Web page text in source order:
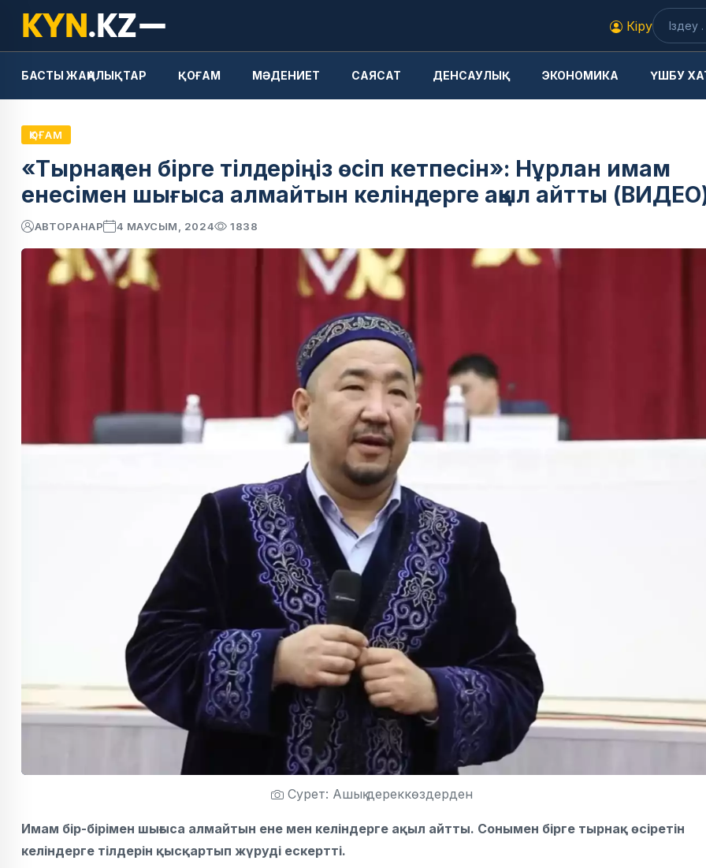
Кіру
БАСТЫ ЖАҢАЛЫҚТАР ҚОҒАМ МӘДЕНИЕТ САЯСАТ ДЕНСАУЛЫҚ ЭКОНОМИКА ҮШБУ
ҚОҒАМ
«Тырнақпен бірге тілдеріңіз өсіп кетпесін»: Нұрлан имам
енесімен шығыса алмайтын келіндерге ақыл айтты
АВТОРАНАР 4 МАУСЫМ, 2024 1838
Сурет: Ашық дереккөздерден
Имам бір-бірімен шығыса алмайтын ене мен келіндерге ақыл айтты. Сонымен бірге тырнақ өсіретін
келіндерге тілдерін қысқартып жүруді ескертті.